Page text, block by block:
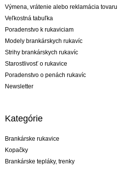
Výmena, vrátenie alebo reklamácia tovaru
Veľkostná tabuľka
Poradenstvo k rukaviciam
Modely brankárskych rukavíc
Strihy brankárskych rukavíc
Starostlivosť o rukavice
Poradenstvo o penách rukavíc
Newsletter
Kategórie
Brankárske rukavice
Kopačky
Brankárske tepláky, trenky